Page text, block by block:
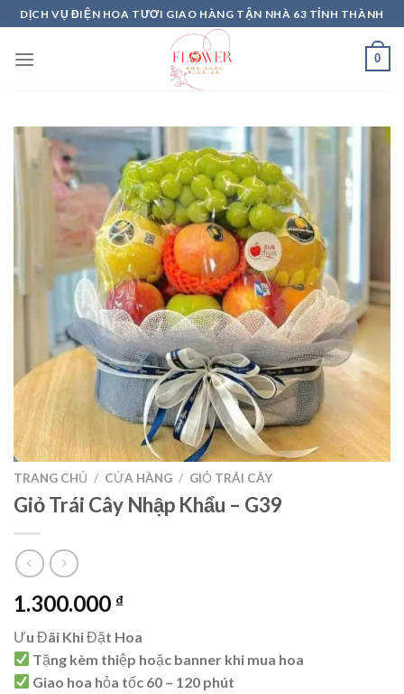
Skip
to
content
DỊCH VỤ ĐIỆN HOA TƯƠI GIAO HÀNG TẬN NHÀ 63 TỈNH THÀNH
0
TRANG CHỦ / CỬA HÀNG / GIỎ TRÁI CÂY
Giỏ Trái Cây Nhập Khẩu – G39
1.300.000 ₫
Ưu Đãi Khi Đặt Hoa
Tặng kèm thiệp hoặc banner khi mua hoa
Giao hoa hỏa tốc 60 – 120 phút